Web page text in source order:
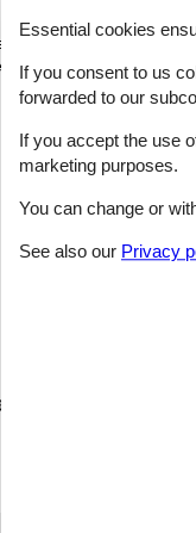
Løkken jederzeit
wieder zurückgeben.
cm
Essential cookies
If you consent to us
forwarded to our
If you accept the use
marketing purposes.
You can change or
See also our Privacy